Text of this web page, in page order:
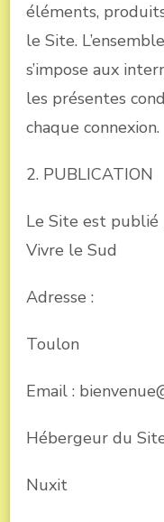
éléments,
le Site.
s’impose aux
les présentes
chaque connexion.
2. PUBLICATION
Le Site est publié
Vivre le Sud
Adresse :
Toulon
Email :
Hébergeur du
Nuxit